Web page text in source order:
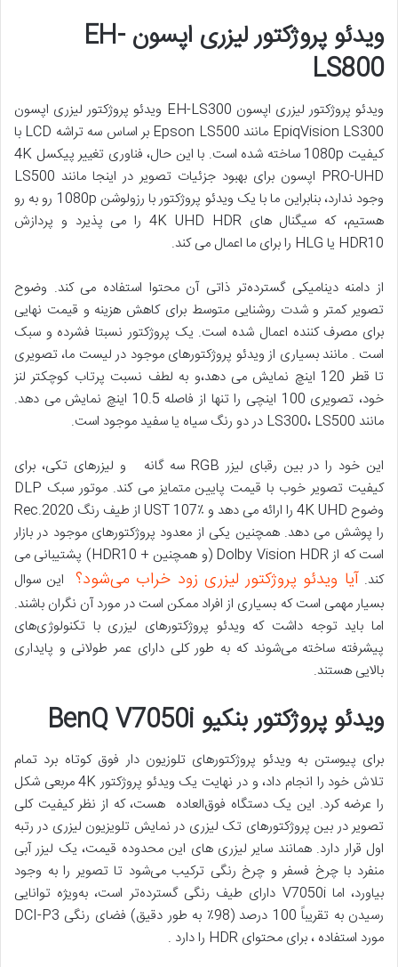
ویدئو پروژکتور لیزری اپسون EH-
LS800
ویدئو پروژکتور لیزری اپسون EH-LS300 ویدئو پروژکتور لیزری اپسون
EpiqVision LS300 مانند Epson LS500 بر اساس سه تراشه LCD با
کیفیت 1080p ساخته شده است. با این حال، فناوری تغییر پیکسل 4K
PRO-UHD اپسون برای بهبود جزئیات تصویر در اینجا مانند LS500
وجود ندارد، بنابراین ما با یک ویدئو پروژکتور با رزولوشن 1080p رو به رو
هستیم، که سیگنال های 4K UHD HDR را می پذیرد و پردازش
HDR10 یا HLG را برای ما اعمال می کند.
از دامنه دینامیکی گسترده‌تر ذاتی آن محتوا استفاده می کند. وضوح
تصویر کمتر و شدت روشنایی متوسط برای کاهش هزینه و قیمت نهایی
برای مصرف کننده اعمال شده است. یک پروژکتور نسبتا فشرده و سبک
است . مانند بسیاری از ویدئو پروژکتورهای موجود در لیست ما، تصویری
تا قطر 120 اینچ نمایش می دهد،و به لطف نسبت پرتاب کوچکتر لنز
خود، تصویری 100 اینچی را تنها از فاصله 10.5 اینچ نمایش می دهد.
مانند LS300، LS500 در دو رنگ سیاه یا سفید موجود است.
این خود را در بین رقبای لیزر RGB سه گانه و لیزرهای تکی، برای
کیفیت تصویر خوب با قیمت پایین متمایز می کند. موتور سبک DLP
وضوح 4K UHD را ارائه می دهد و UST 107٪ از طیف رنگ Rec.2020
را پوشش می دهد. همچنین یکی از معدود پروژکتورهای موجود در بازار
است که از Dolby Vision HDR (و همچنین + HDR10) پشتیبانی می
کند.آیا ویدئو پروژکتور لیزری زود خراب می‌شود؟ این سوال
بسیار مهمی است که بسیاری از افراد ممکن است در مورد آن نگران باشند.
اما باید توجه داشت که ویدئو پروژکتورهای لیزری با تکنولوژی‌های
پیشرفته ساخته می‌شوند که به طور کلی دارای عمر طولانی و پایداری
بالایی هستند.
ویدئو پروژکتور بنکیو BenQ V7050i
برای پیوستن به ویدئو پروژکتورهای تلوزیون دار فوق کوتاه برد تمام
تلاش خود را انجام داد، و در نهایت یک ویدئو پروژکتور 4K مربعی شکل
را عرضه کرد. این یک دستگاه فوق‌العاده هست، که از نظر کیفیت کلی
تصویر در بین پروژکتورهای تک لیزری در نمایش تلویزیون لیزری در رتبه
اول قرار دارد. همانند سایر لیزری های این محدوده قیمت، یک لیزر آبی
منفرد با چرخ فسفر و چرخ رنگی ترکیب می‌شود تا تصویر را به وجود
بیاورد، اما V7050i دارای طیف رنگی گسترده‌تر است، به‌ویژه توانایی
رسیدن به تقریباً 100 درصد (98٪ به طور دقیق) فضای رنگی DCI-P3
مورد استفاده ، برای محتوای HDR را دارد .